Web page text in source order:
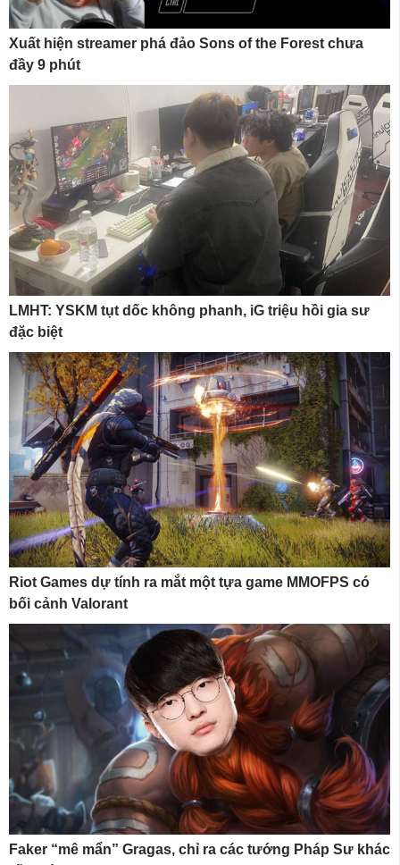
Xuất hiện streamer phá đảo Sons of the Forest chưa
đầy 9 phút
LMHT: YSKM tụt dốc không phanh, iG triệu hồi gia sư
đặc biệt
Riot Games dự tính ra mắt một tựa game MMOFPS có
bối cảnh Valorant
Faker “mê mẩn” Gragas, chỉ ra các tướng Pháp Sư khác